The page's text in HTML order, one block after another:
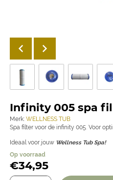
Infinity 005 spa
Merk: WELLNESS TUB
Spa filter voor de infinity 005. Voor
Ideaal voor jouw Wellness Tub Spa!
Op voorraad
€34,95